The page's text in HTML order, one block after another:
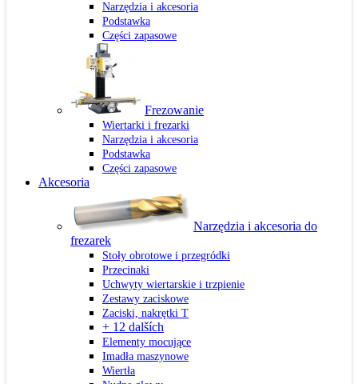
Narzędzia i akcesoria
Podstawka
Części zapasowe
Frezowanie
Wiertarki i frezarki
Narzędzia i akcesoria
Podstawka
Części zapasowe
Akcesoria
Narzędzia i akcesoria do
frezarek
Stoły obrotowe i przegródki
Przecinaki
Uchwyty wiertarskie i trzpienie
Zestawy zaciskowe
Zaciski, nakrętki T
+ 12 dalších
Elementy mocujące
Imadła maszynowe
Wiertła